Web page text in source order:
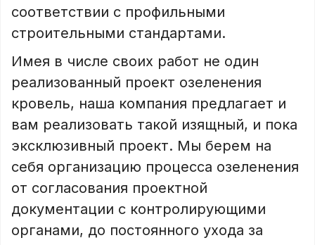
соответствии с профильными
строительными стандартами.
Имея в числе своих работ не один
реализованный проект озеленения
кровель, наша компания предлагает и
вам реализовать такой изящный, и пока
эксклюзивный проект. Мы берем на
себя организацию процесса озеленения
от согласования проектной
документации с контролирующими
органами, до постоянного ухода за